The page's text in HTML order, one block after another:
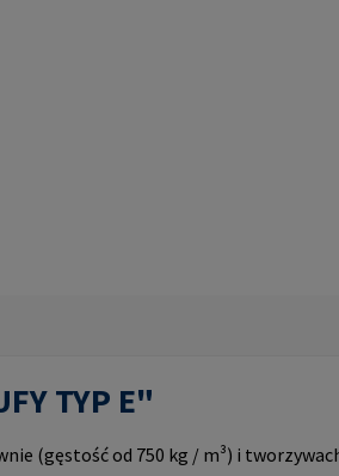
TYP E"
(gęstość od 750 kg / m³) i